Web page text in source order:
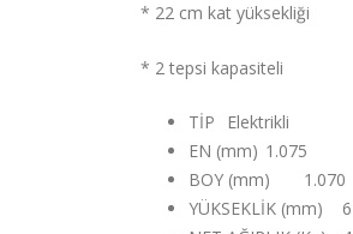
* 22 cm kat yüksekliği
* 2 tepsi kapasiteli
TİP
Elektrikli
EN (mm) 1.075
BOY (mm)
1.070
YÜKSEKLİK (mm)